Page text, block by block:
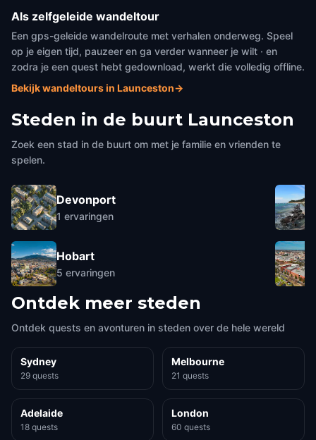
Als zelfgeleide wandeltour
Een gps-geleide wandelroute met verhalen onderweg. Speel
op je eigen tijd, pauzeer en ga verder wanneer je wilt · en
zodra je een quest hebt gedownload, werkt die volledig offline.
Bekijk wandeltours in Launceston→
Steden in de buurt Launceston
Zoek een stad in de buurt om met je familie en vrienden te
spelen.
Devonport
1 ervaringen
Hobart
5 ervaringen
Ontdek meer steden
Ontdek quests en avonturen in steden over de hele wereld
Sydney
29 quests
Melbourne
21 quests
Adelaide
18 quests
London
60 quests